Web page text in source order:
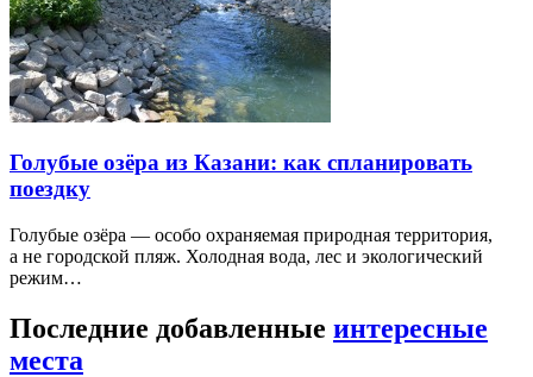
Голубые озёра из Казани: как спланировать
поездку
Голубые озёра — особо охраняемая природная территория,
а не городской пляж. Холодная вода, лес и экологический
режим…
Последние добавленные интересные
места